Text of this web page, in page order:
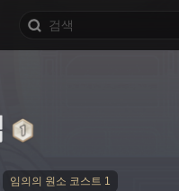
임의의 원소 코스트 1